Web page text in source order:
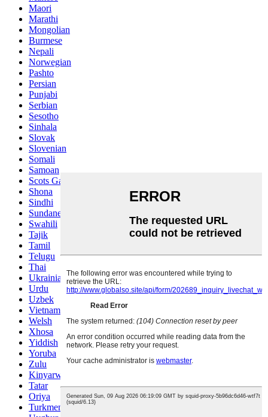
Maori
Marathi
Mongolian
Burmese
Nepali
Norwegian
Pashto
Persian
Punjabi
Serbian
Sesotho
Sinhala
Slovak
Slovenian
Somali
Samoan
Scots Gaelic
Shona
Sindhi
Sundanese
Swahili
Tajik
Tamil
Telugu
Thai
Ukrainian
Urdu
Uzbek
Vietnamese
Welsh
Xhosa
Yiddish
Yoruba
Zulu
Kinyarwanda
Tatar
Oriya
Turkmen